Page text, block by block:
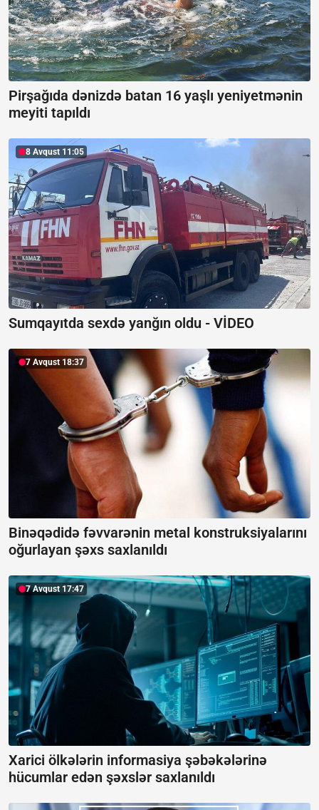
Pirşağıda dənizdə batan 16 yaşlı yeniyetmənin
meyiti tapıldı
8 Avqust 11:05
Sumqayıtda sexdə yanğın oldu - VİDEO
7 Avqust 18:37
Binəqədidə fəvvarənin metal konstruksiyalarını
oğurlayan şəxs saxlanıldı
7 Avqust 17:47
Xarici ölkələrin informasiya şəbəkələrinə
hücumlar edən şəxslər saxlanıldı